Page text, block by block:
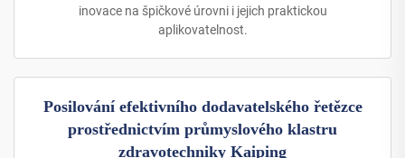
inovace na špičkové úrovni i jejich praktickou
aplikovatelnost.
Posilování efektivního dodavatelského řetězce
prostřednictvím průmyslového klastru
zdravotechniky Kaiping